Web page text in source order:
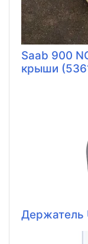
Saab 900
крыши
Держатель